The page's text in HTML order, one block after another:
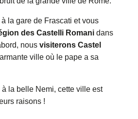
la gare de Frascati et vous
des Castelli Romani dans
nous visiterons Castel
ville où le pape a sa
la belle Nemi, cette ville est
raisons !